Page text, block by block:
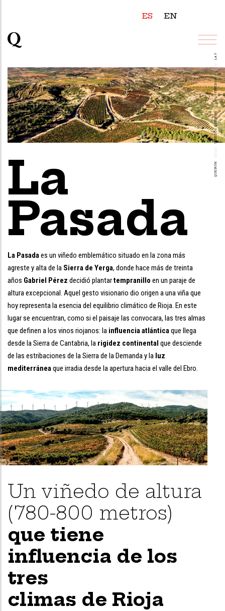
ES EN
QUEIRÓN
///////
VIÑEDOS QUEIRÓN
///////
VIÑEDOS
///////
LA PASADA
La
Pasada
La Pasadaes un viñedo emblemático situado en la zona más
agreste y alta de la Sierra de Yerga, donde hace más de treinta
años Gabriel Pérez decidió plantartempranillo en un paraje de
altura excepcional. Aquel gesto visionario dio origen a una viña que
hoy representa la esencia del equilibrio climático de Rioja. En este
lugar se encuentran, como si el paisaje las convocara, las tres almas
que definen a los vinos riojanos: la influencia atlánticaque llega
desde la Sierra de Cantabria, la rigidez continental que desciende
de las estribaciones de la Sierra de la Demanda y la luz
mediterráneaque irradia desde la apertura hacia el valle del Ebro.
Un viñedo de altura
(780-800 metros)
que tiene
influencia de los
tres
climas de Rioja